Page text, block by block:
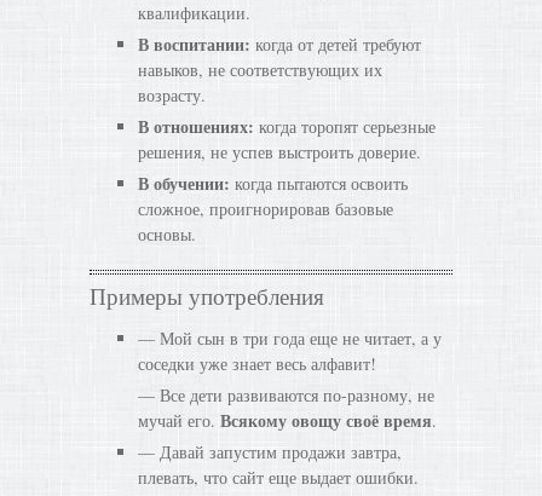
квалификации.
В воспитании: когда от детей требуют
навыков, не соответствующих их
возрасту.
В отношениях: когда торопят серьезные
решения, не успев выстроить доверие.
В обучении: когда пытаются освоить
сложное, проигнорировав базовые
основы.
Примеры употребления
— Мой сын в три года еще не читает, а у
соседки уже знает весь алфавит!
— Все дети развиваются по-разному, не
мучай его. Всякому овощу своё время.
— Давай запустим продажи завтра,
плевать, что сайт еще выдает ошибки.